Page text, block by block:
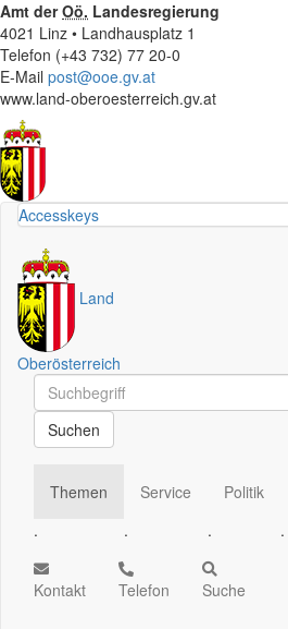
Amt derOö. Landesregierung
4021 Linz • Landhausplatz 1
Telefon (+43 732) 77 20-0
E-Mail post@ooe.gv.at
www.land-oberoesterreich.gv.at
Accesskeys
Land
Oberösterreich
Schnellsuche
Schnellsuche
Suchen
Themen
.
Service
.
Politik
.
.
Kontakt
Telefon
Suche